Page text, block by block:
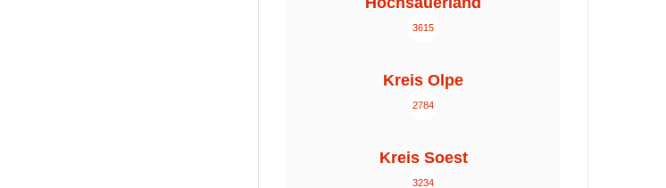
3615
Kreis Olpe
2784
Kreis Soest
3234